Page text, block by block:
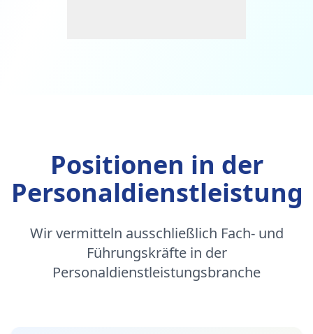
Positionen in der
Personaldienstleistung
Wir vermitteln ausschließlich Fach- und
Führungskräfte in der
Personaldienstleistungsbranche